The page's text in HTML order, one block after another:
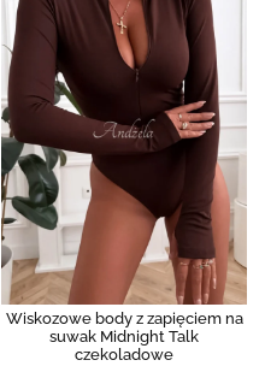
Wiskozowe body z zapięciem na
suwak Midnight Talk
czekoladowe